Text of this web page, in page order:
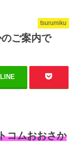
tsurumiku
ご案内で
LINE
コムおおさか